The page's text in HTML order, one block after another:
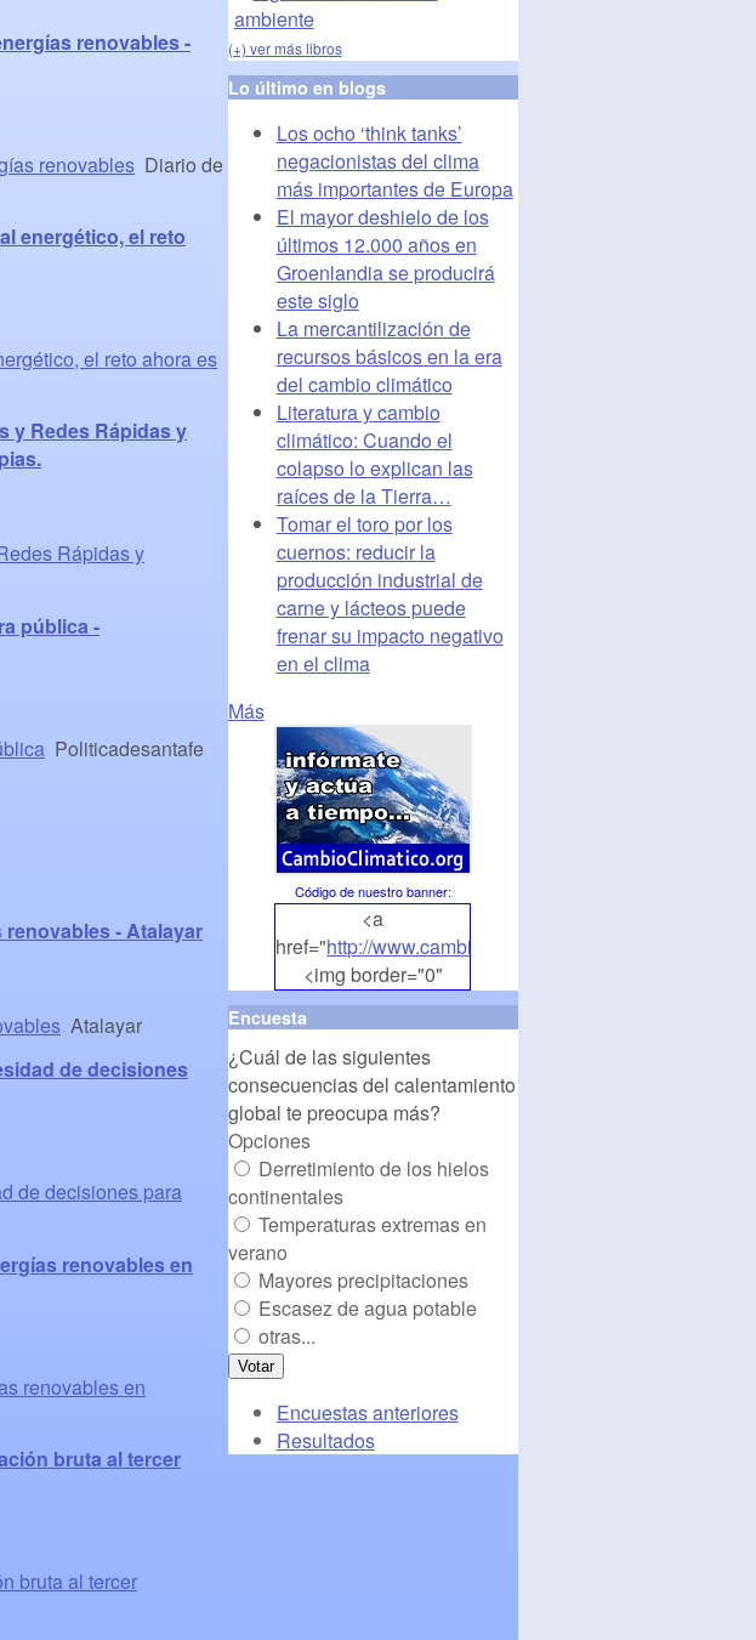
renovables -
renovables Diario de
energético, el reto
el reto ahora es
y Redes Rápidas y
Rápidas y
pública -
Politicadesantafe
- Atalayar
Atalayar
de decisiones
de decisiones para
renovables en
renovables en
bruta al tercer
bruta al tercer
(+) ver más libros
Lo último en blogs
Los ocho ‘think tanks’
negacionistas del clima
más importantes de Europa
El mayor deshielo de los
últimos 12.000 años en
Groenlandia se producirá
este siglo
La mercantilización de
recursos básicos en la era
del cambio climático
Literatura y cambio
climático: Cuando el
colapso lo explican las
raíces de la Tierra…
Tomar el toro por los
cuernos: reducir la
producción industrial de
carne y lácteos puede
frenar su impacto negativo
en el clima
Más
Código de nuestro banner:
<a
href="http://www.cambioclimatico.org
<img border="0"
align="middle"
src="http://www.cambioclimatico.org/banners/
alt="CambioClimatico.org"
/></a>
Encuesta
¿Cuál de las siguientes
consecuencias del calentamiento
global te preocupa más?
Opciones
Derretimiento de los hielos
continentales
Temperaturas extremas en
verano
Mayores precipitaciones
Escasez de agua potable
otras...
Encuestas anteriores
Resultados